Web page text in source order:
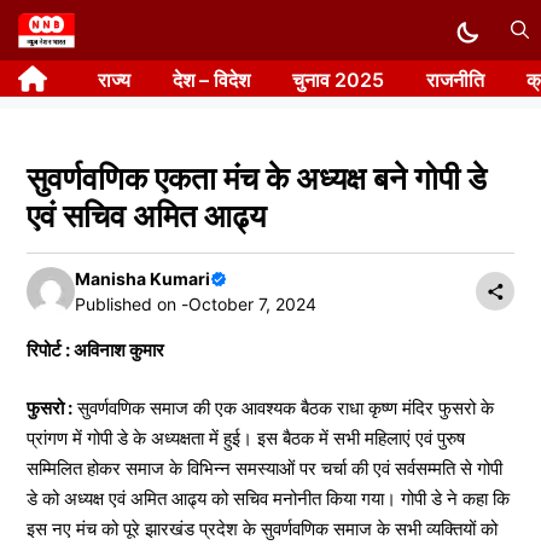
Skip
to
content राज्य देश – विदेश चुनाव 2025 राजनीति
सुवर्णवणिक एकता मंच के अध्यक्ष बने गोपी डे
एवं सचिव अमित आढ्य
Manisha Kumari
Published on -October 7, 2024
रिपोर्ट : अविनाश कुमार
फुसरो :सुवर्णवणिक समाज की एक आवश्यक बैठक राधा कृष्ण मंदिर फुसरो के
प्रांगण में गोपी डे के अध्यक्षता में हुई। इस बैठक में सभी महिलाएं एवं पुरुष
सम्मिलित होकर समाज के विभिन्न समस्याओं पर चर्चा की एवं सर्वसम्मति से गोपी
डे को अध्यक्ष एवं अमित आढ्य को सचिव मनोनीत किया गया। गोपी डे ने कहा कि
इस नए मंच को पूरे झारखंड प्रदेश के सुवर्णवणिक समाज के सभी व्यक्तियों को